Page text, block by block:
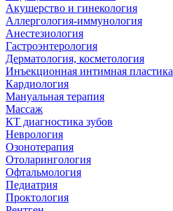
Акушерство и гинекология
Аллергология-иммунология
Анестезиология
Гастроэнтерология
Дерматология, косметология
Инъекционная интимная пластика
Кардиология
Мануальная терапия
Массаж
КТ диагностика зубов
Неврология
Озонотерапия
Отоларингология
Офтальмология
Педиатрия
Проктология